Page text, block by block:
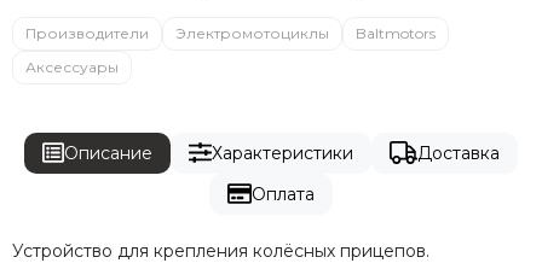
Производители Электромотоциклы
Baltmotors
Аксессуары
Описание Характеристики
Доставка
Оплата
Устройство для крепления колёсных прицепов.